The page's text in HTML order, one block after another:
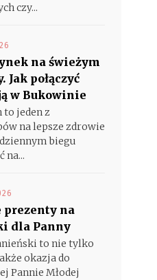
czy...
na świeżym
połączyć
w Bukowinie
to jeden z
na lepsze zdrowie
biegu
na...
prezenty na
dla Panny
to nie tylko
okazja do
Pannie Młodej